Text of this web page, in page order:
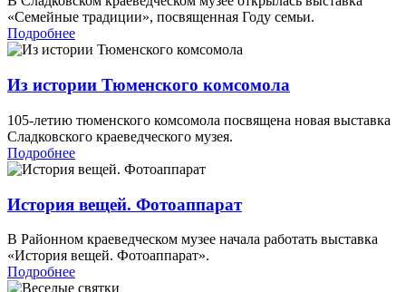
«Семейные традиции», посвященная Году семьи.
Подробнее
Из истории Тюменского комсомола
105-летию тюменского комсомола посвящена новая выставка
Сладковского краеведческого музея.
Подробнее
История вещей. Фотоаппарат
В Районном краеведческом музее начала работать выставка
«История вещей. Фотоаппарат».
Подробнее